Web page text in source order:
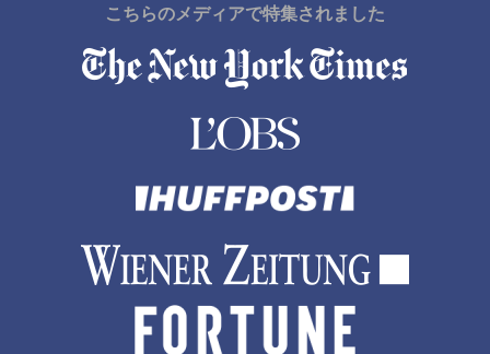
こちらのメディアで特集されました